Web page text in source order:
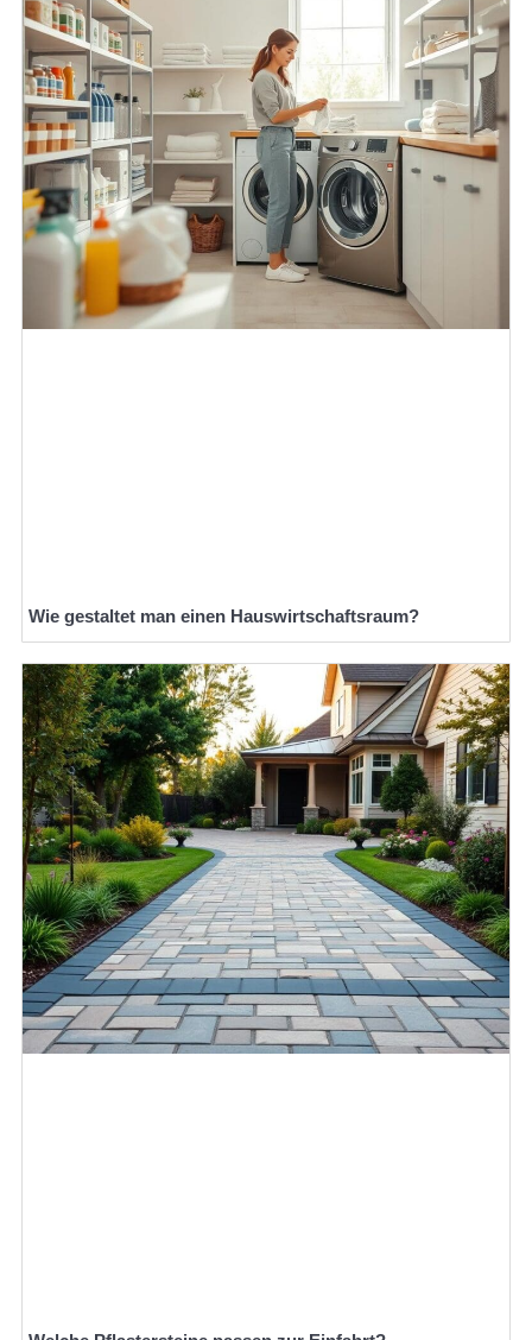
Wie gestaltet man einen Hauswirtschaftsraum?